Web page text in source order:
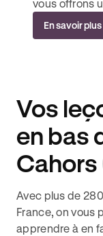
vous offrons
En savoir plus
Vos
en bas
Avec plus de
France, on vous
apprendre à en